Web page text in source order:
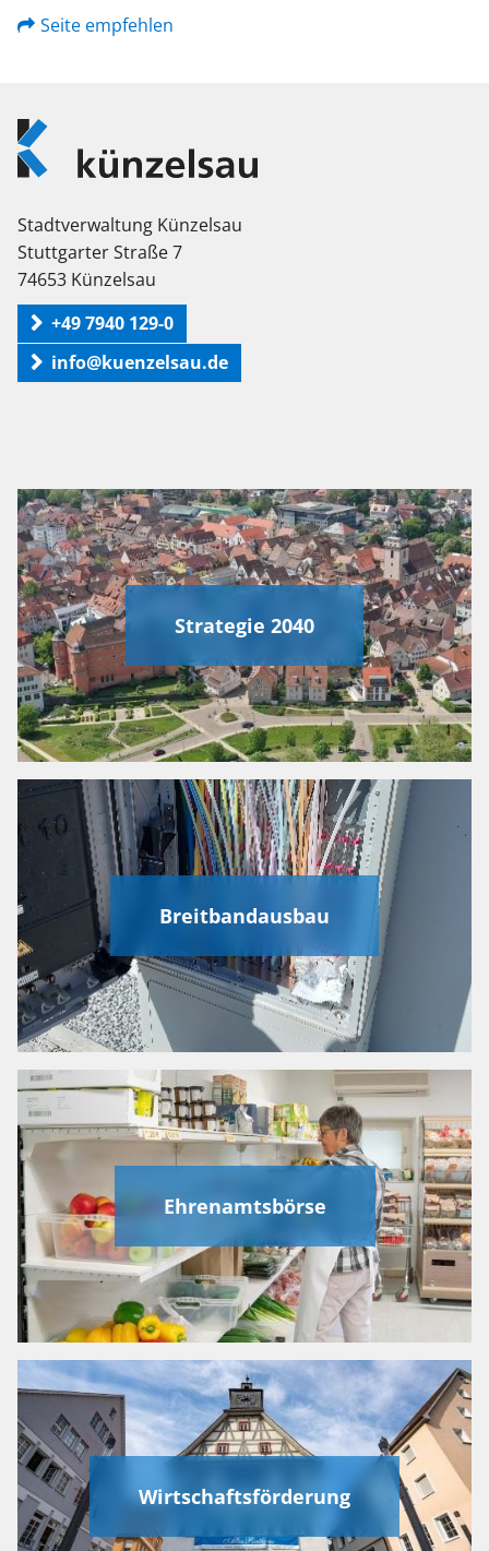
Seite empfehlen
Logo
Künzelsau
Stadtverwaltung Künzelsau
Stuttgarter Straße 7
74653 Künzelsau
+49 7940 129-0
info@kuenzelsau.de
Strategie 2040
Breitbandausbau
Ehrenamtsbörse
Wirtschaftsförderung